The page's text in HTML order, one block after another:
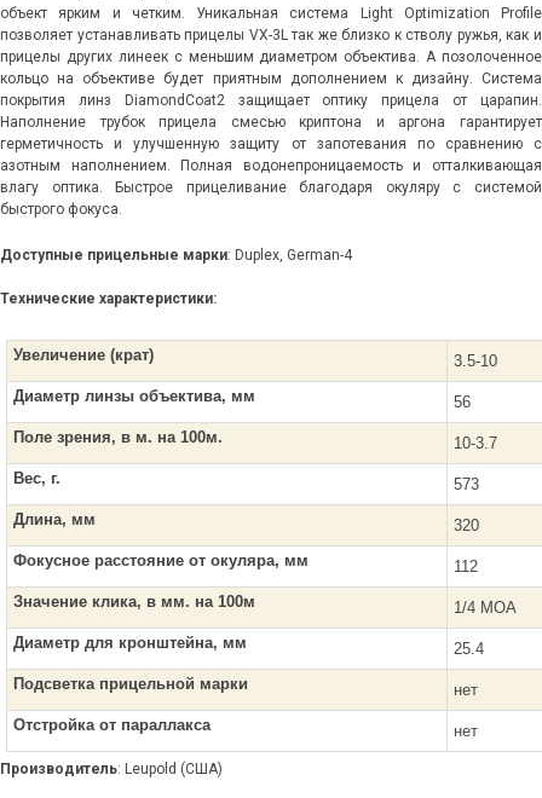
объект ярким и четким. Уникальная система Light Optimization Profile
позволяет устанавливать прицелы VX-3L так же близко к стволу ружья, как и
прицелы других линеек с меньшим диаметром объектива. А позолоченное
кольцо на объективе будет приятным дополнением к дизайну. Система
покрытия линз DiamondCoat2 защищает оптику прицела от царапин.
Наполнение трубок прицела смесью криптона и аргона гарантирует
герметичность и улучшенную защиту от запотевания по сравнению с
азотным наполнением. Полная водонепроницаемость и отталкивающая
влагу оптика. Быстрое прицеливание благодаря окуляру с системой
быстрого фокуса.
Доступные прицельные марки: Duplex, German-4
Технические характеристики:
Увеличение (крат)
3.5-10
Диаметр линзы объектива, мм
56
Поле зрения, в м. на 100м.
10-3.7
Вес, г.
573
Длина, мм
320
Фокусное расстояние от окуляра, мм
112
Значение клика, в мм. на 100м
1/4 MOA
Диаметр для кронштейна, мм
25.4
Подсветка прицельной марки
нет
Отстройка от параллакса
нет
Производитель: Leupold (США)